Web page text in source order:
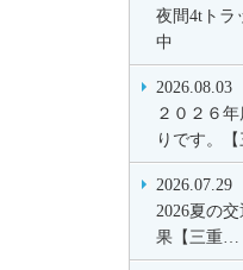
夜間4tトラ
中
2026.08.03
２０２６
りです。
2026.07.29
2026夏の
果【三重…